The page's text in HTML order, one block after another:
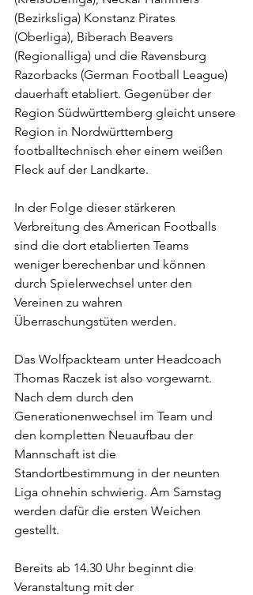
(Bezirksliga) Konstanz Pirates
(Oberliga), Biberach Beavers
(Regionalliga) und die Ravensburg
Razorbacks (German Football League)
dauerhaft etabliert. Gegenüber der
Region Südwürttemberg gleicht unsere
Region in Nordwürttemberg
footballtechnisch eher einem weißen
Fleck auf der Landkarte.
In der Folge dieser stärkeren
Verbreitung des American Footballs
sind die dort etablierten Teams
weniger berechenbar und können
durch Spielerwechsel unter den
Vereinen zu wahren
Überraschungstüten werden.
Das Wolfpackteam unter Headcoach
Thomas Raczek ist also vorgewarnt.
Nach dem durch den
Generationenwechsel im Team und
den kompletten Neuaufbau der
Mannschaft ist die
Standortbestimmung in der neunten
Liga ohnehin schwierig. Am Samstag
werden dafür die ersten Weichen
gestellt.
Bereits ab 14.30 Uhr beginnt die
Veranstaltung mit der